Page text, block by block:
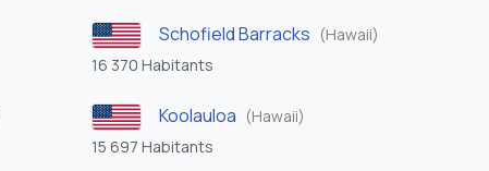
Schofield Barracks (Hawaii)
16 370 Habitants
Koolauloa (Hawaii)
15 697 Habitants